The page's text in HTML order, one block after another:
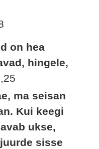
on hea
hingele,
ma seisan
Kui keegi
ukse,
sisse